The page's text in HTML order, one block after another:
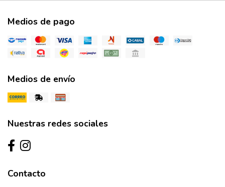
Medios de pago
Medios de envío
Nuestras redes sociales
Contacto